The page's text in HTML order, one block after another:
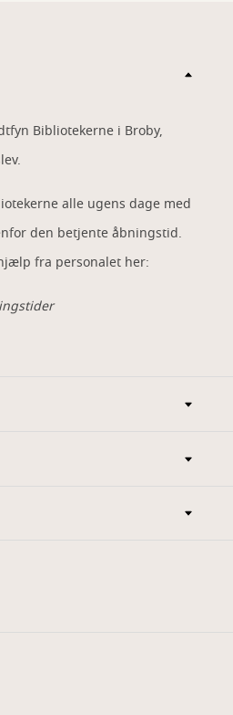
Bibliotekerne i Broby,
alle ugens dage med
den betjente åbningstid.
fra personalet her: